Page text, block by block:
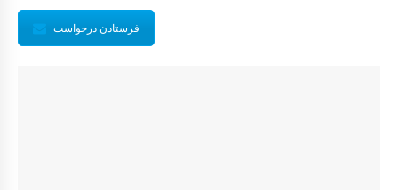
فرستادن درخواست